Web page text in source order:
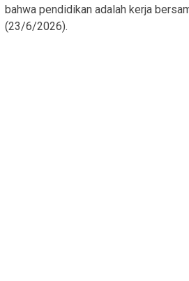
bahwa pendidikan adalah kerja
(23/6/2026).